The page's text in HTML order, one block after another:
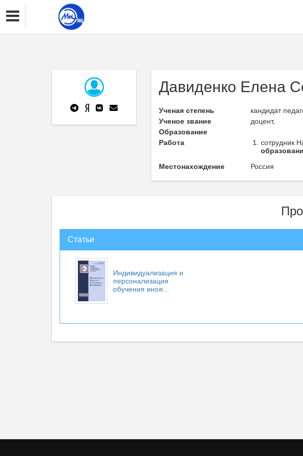
Давиденко Елена
Ученая степень
кандидат
Ученое звание
доцент,
Образование
Работа
сотрудник
Местонахождение
Россия
Статьи
Индивидуализация и
персонализация
обучения иноя...